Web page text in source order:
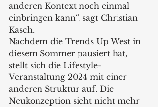
anderen Kontext noch einmal
einbringen kann“, sagt Christian
Kasch.
Nachdem die Trends Up West in
diesem Sommer pausiert hat,
stellt sich die Lifestyle-
Veranstaltung 2024 mit einer
anderen Struktur auf. Die
Neukonzeption sieht nicht mehr